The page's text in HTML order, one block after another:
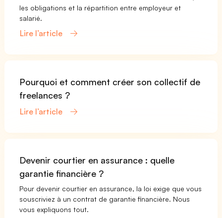
les obligations et la répartition entre employeur et
salarié.
Lire l’article
Pourquoi et comment créer son collectif de
freelances ?
Lire l’article
Devenir courtier en assurance : quelle
garantie financière ?
Pour devenir courtier en assurance, la loi exige que vous
souscriviez à un contrat de garantie financière. Nous
vous expliquons tout.